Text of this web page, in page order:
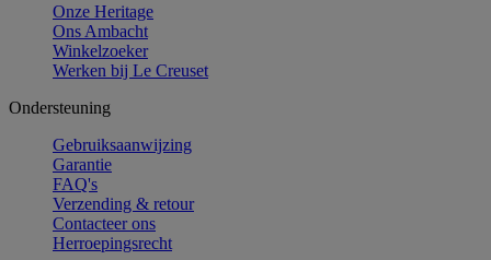
Onze Heritage
Ons Ambacht
Winkelzoeker
Werken bij Le Creuset
Ondersteuning
Gebruiksaanwijzing
Garantie
FAQ's
Verzending & retour
Contacteer ons
Herroepingsrecht